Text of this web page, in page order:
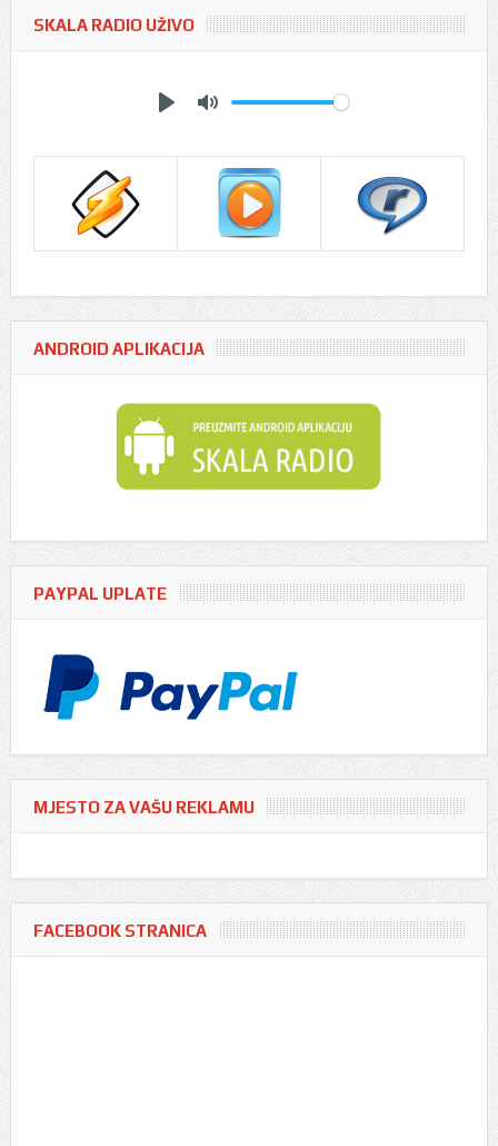
SKALA RADIO UŽIVO
ANDROID APLIKACIJA
PAYPAL UPLATE
MJESTO ZA VAŠU REKLAMU
FACEBOOK STRANICA